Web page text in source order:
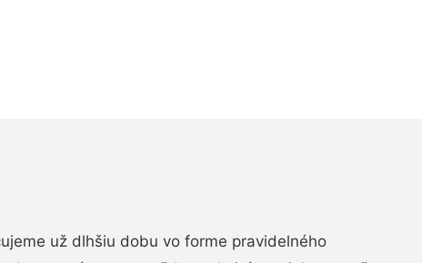
už dlhšiu dobu vo forme pravidelného